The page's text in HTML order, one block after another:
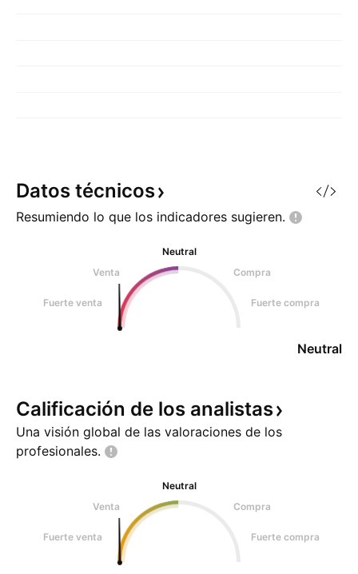
Datos técnicos
Resumiendo lo que los indicadores sugieren.
Neutral
Venta
Compra
Fuerte venta Fuerte compra
Neutral
Calificación de los analistas
Una visión global de las valoraciones de los
profesionales.
Neutral
Venta
Compra
Fuerte venta Fuerte compra